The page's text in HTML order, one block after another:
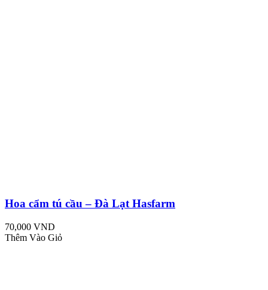
Hoa cẩm tú cầu – Đà Lạt Hasfarm
70,000 VND
Thêm Vào Giỏ